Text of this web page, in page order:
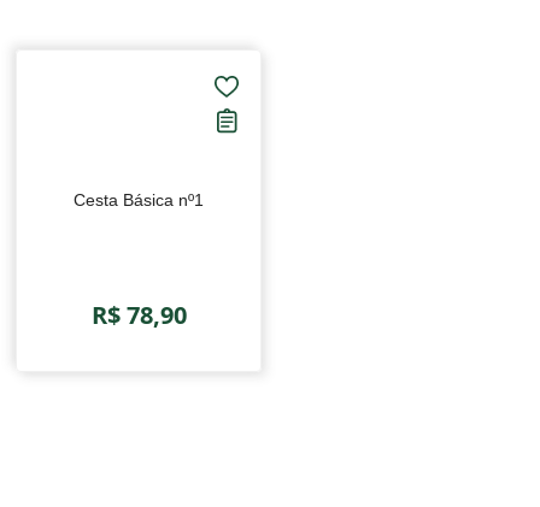
Cesta Básica nº1
R$ 78,90